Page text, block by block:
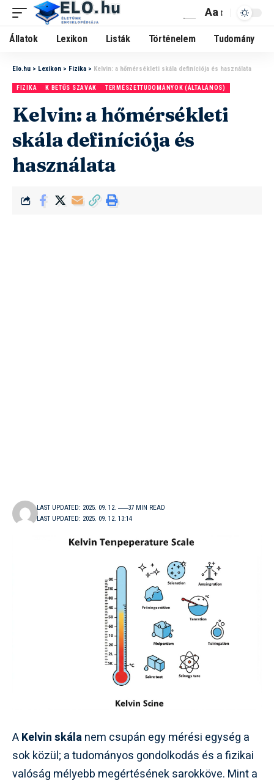
Aa
Állatok Lexikon Listák Történelem Tudomány
Elo.hu > Lexikon > Fizika > Kelvin: a hőmérsékleti skála definíciója és használata
FIZIKA K BETŰS SZAVAK TERMÉSZETTUDOMÁNYOK (ÁLTALÁNOS)
Kelvin: a hőmérsékleti
skála definíciója és
használata
LAST UPDATED: 2025. 09. 12. 13:14
LAST UPDATED: 2025. 09. 12. 37 MIN READ
AKelvin skálanem csupán egy mérési egység a
sok közül; a tudományos gondolkodás és a fizikai
valóság mélyebb megértésének sarokköve. Mint a